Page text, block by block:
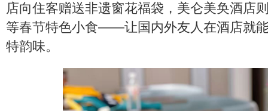
店向住客赠送非遗窗花福袋，美仑美奂酒店
等春节特色小食——让国内外友人在酒店就
特韵味。